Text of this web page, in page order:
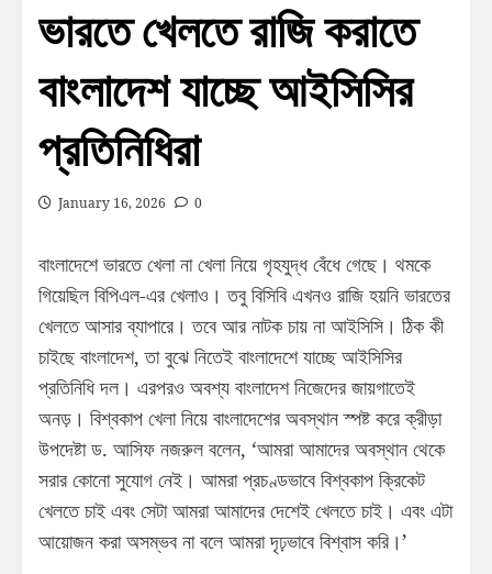
ভারতে খেলতে রাজি করাতে
বাংলাদেশ যাচ্ছে আইসিসির
প্রতিনিধিরা
January 16, 2026 0
বাংলাদেশে ভারতে খেলা না খেলা নিয়ে গৃহযুদ্ধ বেঁধে গেছে। থমকে
গিয়েছিল বিপিএল-এর খেলাও। তবু বিসিবি এখনও রাজি হয়নি ভারতের
খেলতে আসার ব্যাপারে। তবে আর নাটক চায় না আইসিসি। ঠিক কী
চাইছে বাংলাদেশ, তা বুঝে নিতেই বাংলাদেশে যাচ্ছে আইসিসির
প্রতিনিধি দল। এরপরও অবশ্য বাংলাদেশ নিজেদের জায়গাতেই
অনড়। বিশ্বকাপ খেলা নিয়ে বাংলাদেশের অবস্থান স্পষ্ট করে ক্রীড়া
উপদেষ্টা ড. আসিফ নজরুল বলেন, ‘আমরা আমাদের অবস্থান থেকে
সরার কোনো সুযোগ নেই। আমরা প্রচণ্ডভাবে বিশ্বকাপ ক্রিকেট
খেলতে চাই এবং সেটা আমরা আমাদের দেশেই খেলতে চাই। এবং এটা
আয়োজন করা অসম্ভব না বলে আমরা দৃঢ়ভাবে বিশ্বাস করি।’